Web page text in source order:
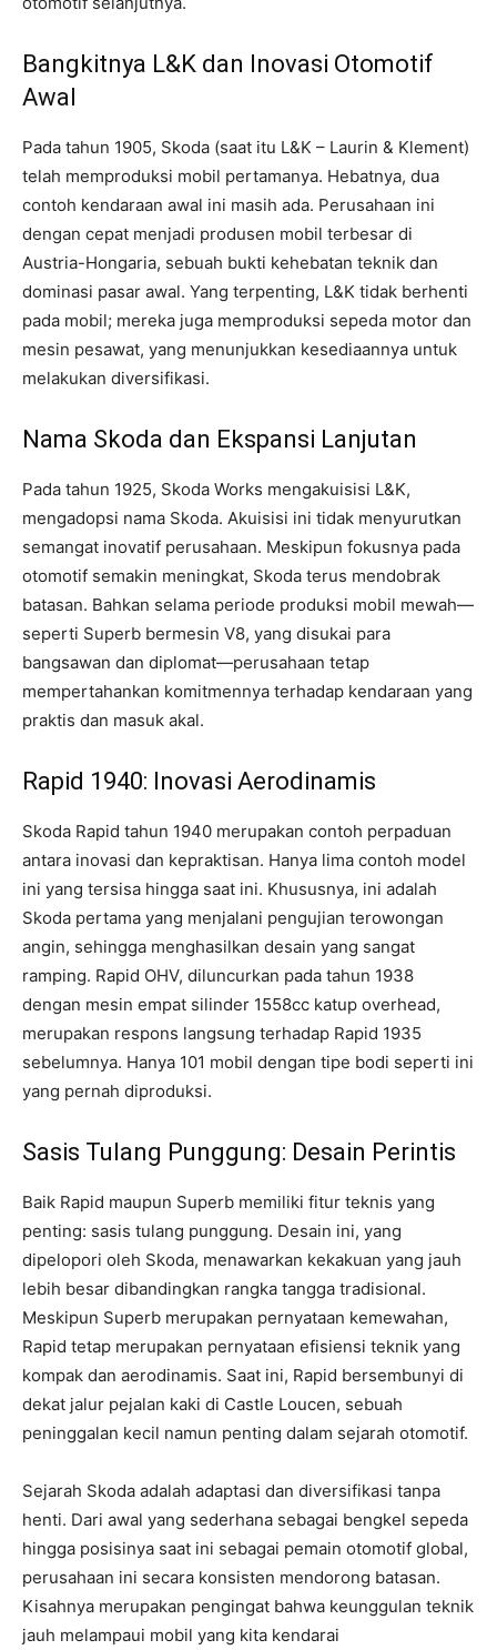
Bangkitnya L&K dan Inovasi Otomotif
Awal
Pada tahun 1905, Skoda (saat itu L&K – Laurin & Klement)
telah memproduksi mobil pertamanya. Hebatnya, dua
contoh kendaraan awal ini masih ada. Perusahaan ini
dengan cepat menjadi produsen mobil terbesar di
Austria-Hongaria, sebuah bukti kehebatan teknik dan
dominasi pasar awal. Yang terpenting, L&K tidak berhenti
pada mobil; mereka juga memproduksi sepeda motor dan
mesin pesawat, yang menunjukkan kesediaannya untuk
melakukan diversifikasi.
Nama Skoda dan Ekspansi Lanjutan
Pada tahun 1925, Skoda Works mengakuisisi L&K,
mengadopsi nama Skoda. Akuisisi ini tidak menyurutkan
semangat inovatif perusahaan. Meskipun fokusnya pada
otomotif semakin meningkat, Skoda terus mendobrak
batasan. Bahkan selama periode produksi mobil mewah—
seperti Superb bermesin V8, yang disukai para
bangsawan dan diplomat—perusahaan tetap
mempertahankan komitmennya terhadap kendaraan yang
praktis dan masuk akal.
Rapid 1940: Inovasi Aerodinamis
Skoda Rapid tahun 1940 merupakan contoh perpaduan
antara inovasi dan kepraktisan. Hanya lima contoh model
ini yang tersisa hingga saat ini. Khususnya, ini adalah
Skoda pertama yang menjalani pengujian terowongan
angin, sehingga menghasilkan desain yang sangat
ramping. Rapid OHV, diluncurkan pada tahun 1938
dengan mesin empat silinder 1558cc katup overhead,
merupakan respons langsung terhadap Rapid 1935
sebelumnya. Hanya 101 mobil dengan tipe bodi seperti ini
yang pernah diproduksi.
Sasis Tulang Punggung: Desain Perintis
Baik Rapid maupun Superb memiliki fitur teknis yang
penting: sasis tulang punggung. Desain ini, yang
dipelopori oleh Skoda, menawarkan kekakuan yang jauh
lebih besar dibandingkan rangka tangga tradisional.
Meskipun Superb merupakan pernyataan kemewahan,
Rapid tetap merupakan pernyataan efisiensi teknik yang
kompak dan aerodinamis. Saat ini, Rapid bersembunyi di
dekat jalur pejalan kaki di Castle Loucen, sebuah
peninggalan kecil namun penting dalam sejarah otomotif.
Sejarah Skoda adalah adaptasi dan diversifikasi tanpa
henti. Dari awal yang sederhana sebagai bengkel sepeda
hingga posisinya saat ini sebagai pemain otomotif global,
perusahaan ini secara konsisten mendorong batasan.
Kisahnya merupakan pengingat bahwa keunggulan teknik
jauh melampaui mobil yang kita kendarai